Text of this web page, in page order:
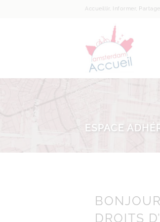
Accueillir, Informer,
ESPACE
DROITS